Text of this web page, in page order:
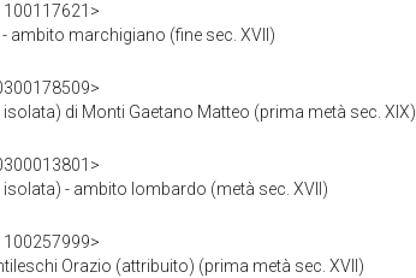
marchigiano (fine sec. XVII)
di Monti Gaetano Matteo (prima metà sec. XIX)
- ambito lombardo (metà sec. XVII)
Orazio (attribuito) (prima metà sec. XVII)